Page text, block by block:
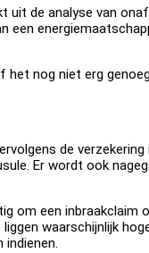
uit de analyse van
het nog niet erg
de
Er wordt ook
om een
waarschijnlijk
indienen.